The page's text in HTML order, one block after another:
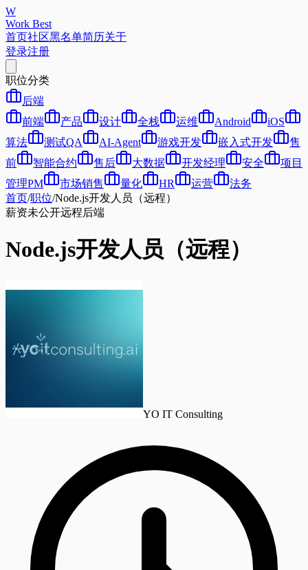
W
Work Best
首页社区黑名单简历关于
登录注册
职位分类
后端
前端
产品 设计 全栈 运维 Android
iOS
算法
测试QA AI-Agent 游戏开发 嵌入式开发
售
前
智能合约 售后 大数据 开发经理 安全
项目
管理PM
市场销售 量化 HR 运营
法务
首页/职位/Node.js开发人员（远程）
薪资未公开远程后端
Node.js开发人员（远程）
YO IT Consulting